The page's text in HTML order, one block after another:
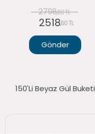
2798,60 TL
2518,60 TL
Gönder
150'li Beyaz Gül Buketi